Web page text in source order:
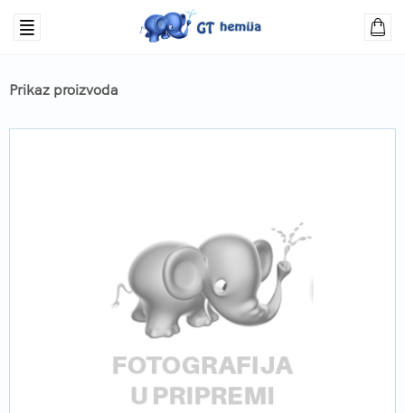
Prikaz proizvoda